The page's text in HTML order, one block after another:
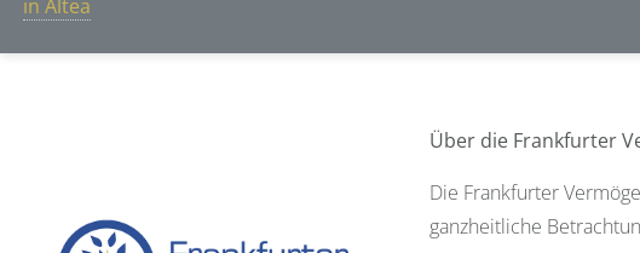
in Altea
Über die Frankfurter
Die Frankfurter
ganzheitliche